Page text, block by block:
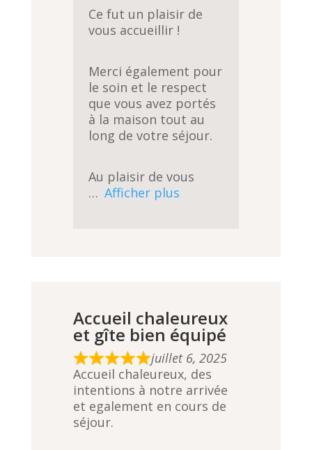
Ce fut un plaisir de
vous accueillir !
Merci également pour
le soin et le respect
que vous avez portés
à la maison tout au
long de votre séjour.
Au plaisir de vous
Afficher plus
Accueil chaleureux
et gîte bien équipé
R
a
t
e
d
juillet 6, 2025
Accueil chaleureux, des
intentions à notre arrivée
et egalement en cours de
séjour.